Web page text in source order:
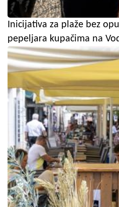
Inicijativa za plaže bez
pepeljara kupačima na